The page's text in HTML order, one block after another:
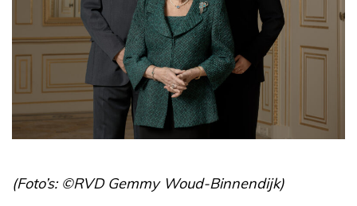
(Foto’s: ©RVD Gemmy Woud-Binnendijk)